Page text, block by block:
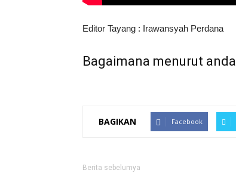
Editor Tayang : Irawansyah Perdana
Bagaimana menurut anda
BAGIKAN Facebook
Berita sebelumya